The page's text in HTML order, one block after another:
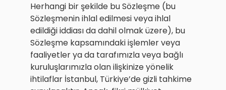
Herhangi bir şekilde bu Sözleşme (bu
Sözleşmenin ihlal edilmesi veya ihlal
edildiği iddiası da dahil olmak üzere), bu
Sözleşme kapsamındaki işlemler veya
faaliyetler ya da tarafımızla veya bağlı
kuruluşlarımızla olan ilişkinize yönelik
ihtilaflar İstanbul, Türkiye’de gizli tahkime